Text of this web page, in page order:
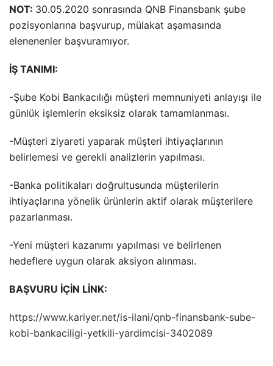
NOT: 30.05.2020 sonrasında QNB Finansbank şube
pozisyonlarına başvurup, mülakat aşamasında
elenenenler başvuramıyor.
İŞ TANIMI:
-Şube Kobi Bankacılığı müşteri memnuniyeti anlayışı ile
günlük işlemlerin eksiksiz olarak tamamlanması.
-Müşteri ziyareti yaparak müşteri ihtiyaçlarının
belirlemesi ve gerekli analizlerin yapılması.
-Banka politikaları doğrultusunda müşterilerin
ihtiyaçlarına yönelik ürünlerin aktif olarak müşterilere
pazarlanması.
-Yeni müşteri kazanımı yapılması ve belirlenen
hedeflere uygun olarak aksiyon alınması.
BAŞVURU İÇİN LİNK:
https://www.kariyer.net/is-ilani/qnb-finansbank-sube-
kobi-bankaciligi-yetkili-yardimcisi-3402089